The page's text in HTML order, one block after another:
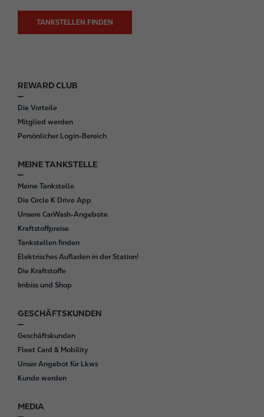
TANKSTELLEN FINDEN
F
o
o
t
r
REWARD CLUB
Die Vorteile
Mitglied werden
Persönlicher Login-Bereich
MEINE TANKSTELLE
Meine Tankstelle
Die Circle K Drive App
Unsere CarWash-Angebote
Kraftstoffpreise
Tankstellen finden
Elektrisches Aufladen in der Station!
Die Kraftstoffe
Imbiss und Shop
GESCHÄFTSKUNDEN
Geschäftskunden
Fleet Card & Mobility
Unser Angebot für Lkws
Kunde werden
MEDIA